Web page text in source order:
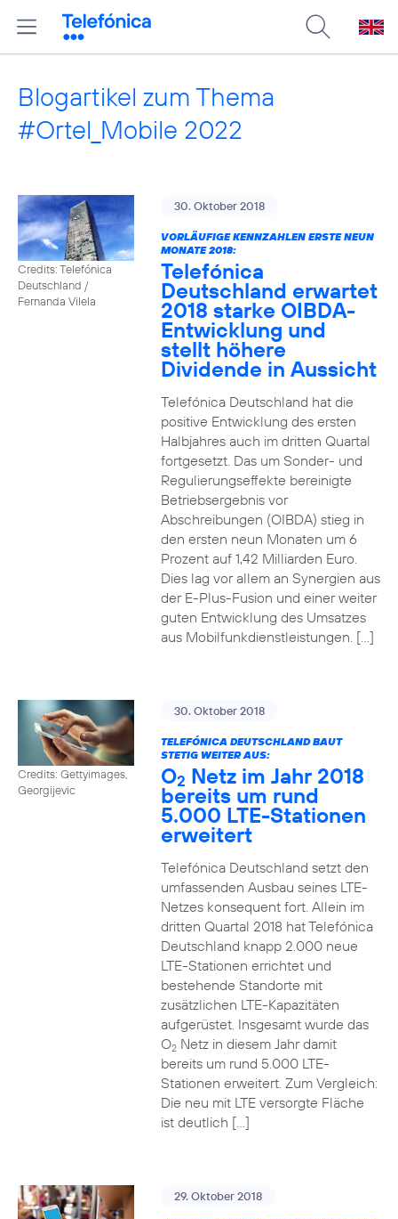
Blogartikel zum Thema
#Ortel_Mobile 2022
Credits: Telefónica
Deutschland /
Fernanda Vilela
30. Oktober 2018
VORLÄUFIGE KENNZAHLEN ERSTE NEUN
MONATE 2018:
Telefónica
Deutschland erwartet
2018 starke OIBDA-
Entwicklung und
stellt höhere
Dividende in Aussicht
Telefónica Deutschland hat die
positive Entwicklung des ersten
Halbjahres auch im dritten Quartal
fortgesetzt. Das um Sonder- und
Regulierungseffekte bereinigte
Betriebsergebnis vor
Abschreibungen (OIBDA) stieg in
den ersten neun Monaten um 6
Prozent auf 1,42 Milliarden Euro.
Dies lag vor allem an Synergien aus
der E-Plus-Fusion und einer weiter
guten Entwicklung des Umsatzes
aus Mobilfunkdienstleistungen. […]
Credits: Gettyimages,
Georgijevic
30. Oktober 2018
TELEFÓNICA DEUTSCHLAND BAUT
STETIG WEITER AUS:
O2 Netz im Jahr 2018
bereits um rund
5.000 LTE-Stationen
erweitert
Telefónica Deutschland setzt den
umfassenden Ausbau seines LTE-
Netzes konsequent fort. Allein im
dritten Quartal 2018 hat Telefónica
Deutschland knapp 2.000 neue
LTE-Stationen errichtet und
bestehende Standorte mit
zusätzlichen LTE-Kapazitäten
aufgerüstet. Insgesamt wurde das
O2Netz in diesem Jahr damit
bereits um rund 5.000 LTE-
Stationen erweitert. Zum Vergleich:
Die neu mit LTE versorgte Fläche
ist deutlich […]
29. Oktober 2018